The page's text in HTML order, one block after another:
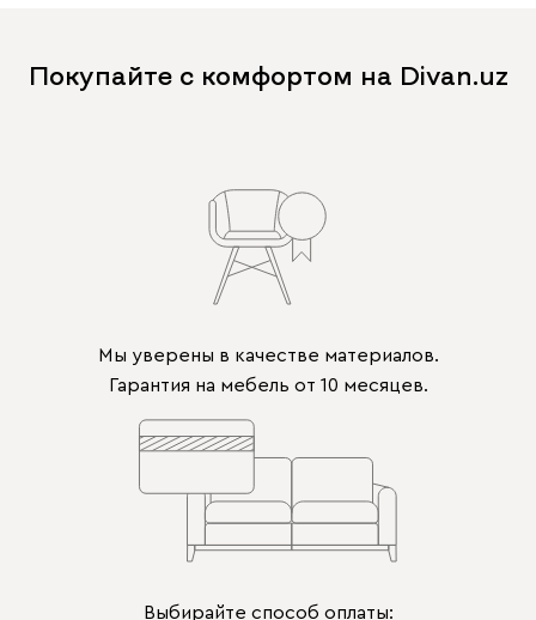
Покупайте с комфортом на Divan.uz
Мы уверены в качестве материалов.
Гарантия на мебель от 10 месяцев.
Выбирайте способ оплаты: